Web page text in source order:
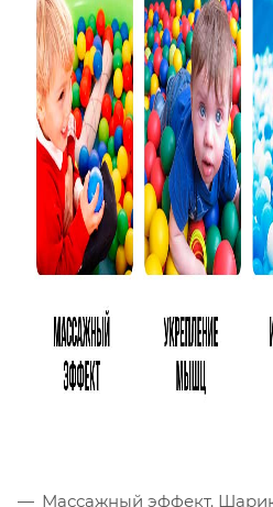
процесс проходит в
заставлять ребенка
Массажный эффект.